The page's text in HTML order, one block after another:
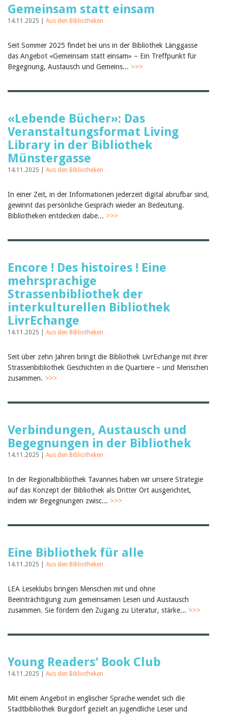
Andrea Grichting
Therese von Weissenfluh
Nicole Rothen
Alle Autoren
Archiv
Juli 2026
März 2026
September 2025
Juli 2025
Juni 2025
März 2025
Februar 2025
2024
2021
2020
2019
2014
2013
2012
Gemeinsam statt einsam
14.11.2025 | Aus den Bibliotheken
Seit Sommer 2025 findet bei uns in der Bibliothek Länggasse
das Angebot «Gemeinsam statt einsam» – Ein Treffpunkt für
Begegnung, Austausch und Gemeins... >>>
«Lebende Bücher»: Das
Veranstaltungsformat Living
Library in der Bibliothek
Münstergasse
14.11.2025 | Aus den Bibliotheken
In einer Zeit, in der Informationen jederzeit digital abrufbar sind,
gewinnt das persönliche Gespräch wieder an Bedeutung.
Bibliotheken entdecken dabe... >>>
Encore ! Des histoires ! Eine
mehrsprachige
Strassenbibliothek der
interkulturellen Bibliothek
LivrEchange
14.11.2025 | Aus den Bibliotheken
Seit über zehn Jahren bringt die Bibliothek LivrEchange mit ihrer
Strassenbibliothek Geschichten in die Quartiere – und Menschen
zusammen. >>>
Verbindungen, Austausch und
Begegnungen in der Bibliothek
14.11.2025 | Aus den Bibliotheken
In der Regionalbibliothek Tavannes haben wir unsere Strategie
auf das Konzept der Bibliothek als Dritter Ort ausgerichtet,
indem wir Begegnungen zwisc... >>>
Eine Bibliothek für alle
14.11.2025 | Aus den Bibliotheken
LEA Leseklubs bringen Menschen mit und ohne
Beeinträchtigung zum gemeinsamen Lesen und Austausch
zusammen. Sie fördern den Zugang zu Literatur, stärke... >>>
Young Readers’ Book Club
14.11.2025 | Aus den Bibliotheken
Mit einem Angebot in englischer Sprache wendet sich die
Stadtbibliothek Burgdorf gezielt an jugendliche Leser und